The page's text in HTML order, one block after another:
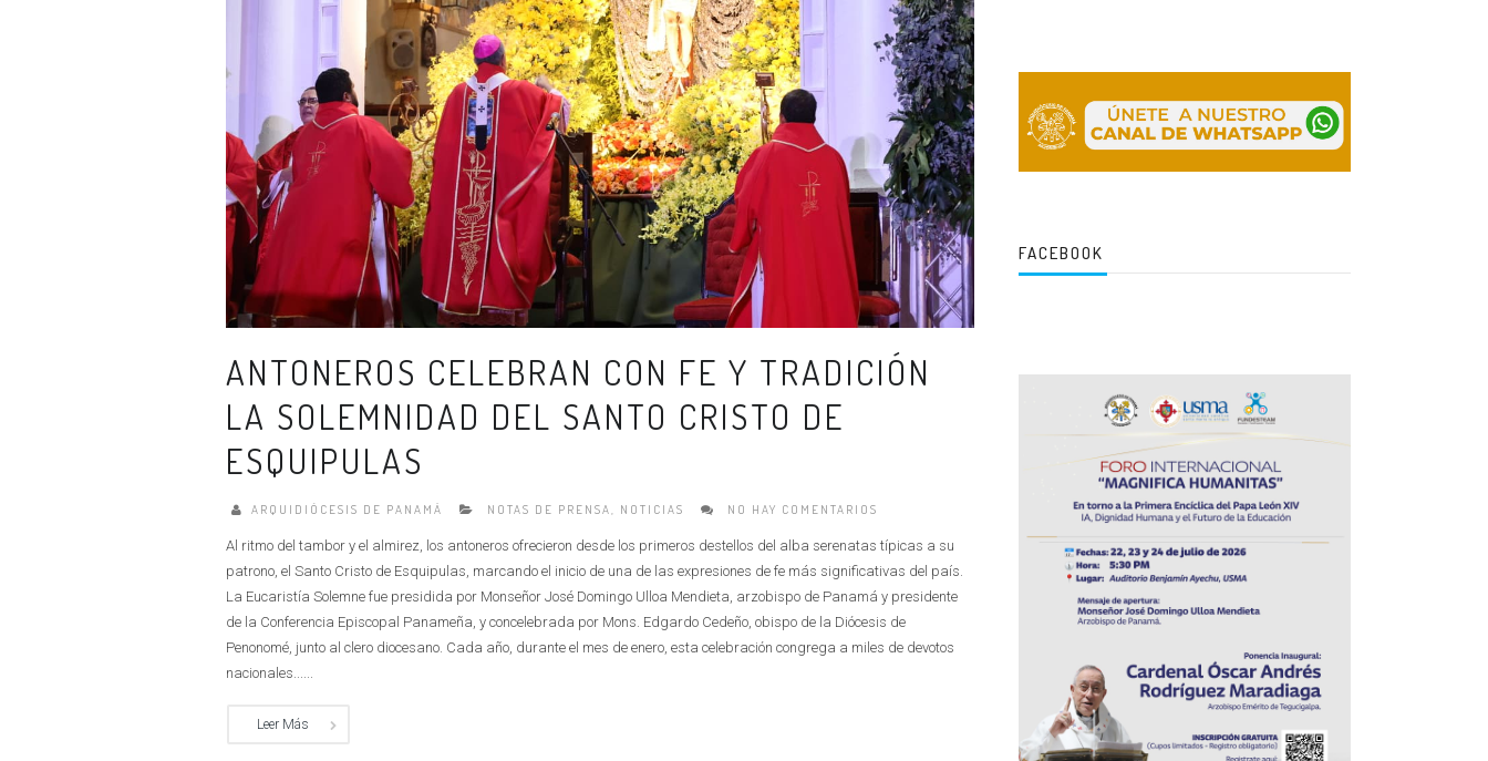
ANTONEROS CELEBRAN CON FE Y TRADICIÓN
LA SOLEMNIDAD DEL SANTO CRISTO DE
ESQUIPULAS
ARQUIDIÓCESIS DE PANAMÁ NOTAS DE PRENSA NOTICIAS NO HAY COMENTARIOS
Al ritmo del tambor y el almirez, los antoneros ofrecieron desde los primeros destellos del alba serenatas típicas a su
patrono, el Santo Cristo de Esquipulas, marcando el inicio de una de las expresiones de fe más significativas del país.
La Eucaristía Solemne fue presidida por Monseñor José Domingo Ulloa Mendieta, arzobispo de Panamá y presidente
de la Conferencia Episcopal Panameña, y concelebrada por Mons. Edgardo Cedeño, obispo de la Diócesis de
Penonomé, junto al clero diocesano. Cada año, durante el mes de enero, esta celebración congrega a miles de devotos
nacionales......
Leer Más
FACEBOOK